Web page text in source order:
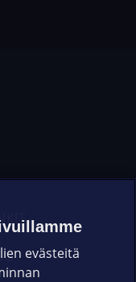
evästeitä